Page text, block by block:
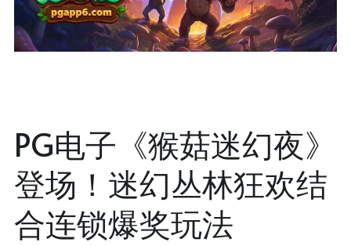
PG电子《猴菇迷幻夜》
登场！迷幻丛林狂欢结
合连锁爆奖玩法